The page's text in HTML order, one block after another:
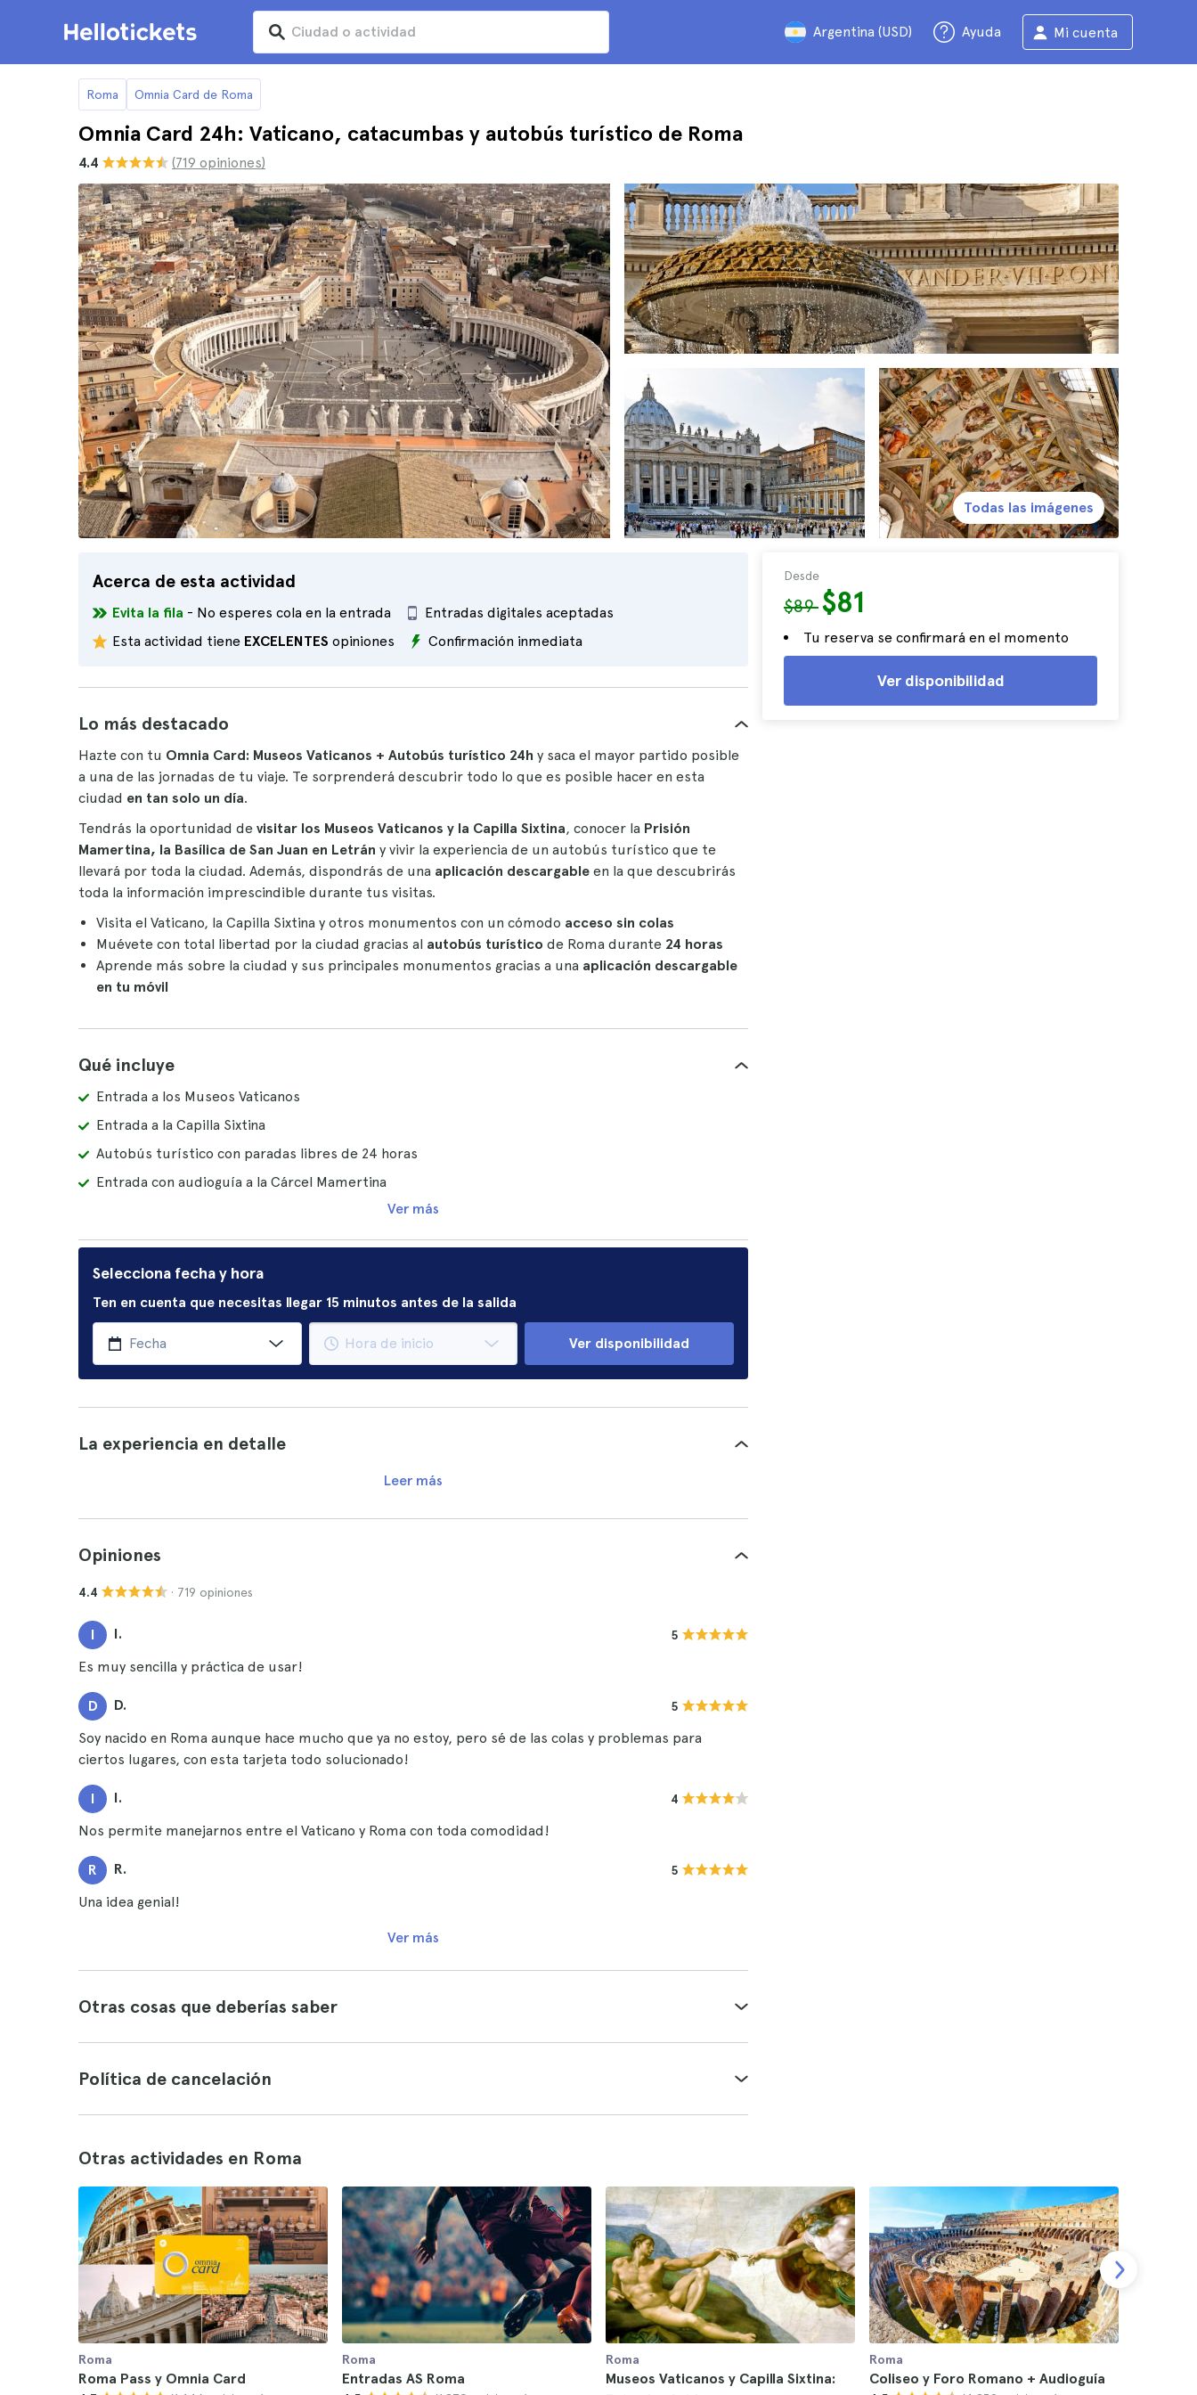
Argentina (USD) Ayuda Mi cuenta
Roma Omnia Card de Roma
Omnia Card 24h: Vaticano, catacumbas y autobús turístico de Roma
4.4 (719 opiniones)
Acerca de esta actividad
Evita la fila - No esperes cola en la entrada
Entradas digitales aceptadas
Esta actividad tiene EXCELENTES opiniones Confirmación inmediata
Desde
$89$81
Tu reserva se confirmará en el momento
Ver disponibilidad
Todas las imágenes
Lo más destacado
Hazte con tu Omnia Card: Museos Vaticanos + Autobús turístico 24h y saca el mayor partido posible
a una de las jornadas de tu viaje. Te sorprenderá descubrir todo lo que es posible hacer en esta
ciudad en tan solo un día.
Tendrás la oportunidad de visitar los Museos Vaticanos y la Capilla Sixtina, conocer la Prisión
Mamertina, la Basílica de San Juan en Letrán y vivir la experiencia de un autobús turístico que te
llevará por toda la ciudad. Además, dispondrás de una aplicación descargable en la que descubrirás
toda la información imprescindible durante tus visitas.
Visita el Vaticano, la Capilla Sixtina y otros monumentos con un cómodo acceso sin colas
Muévete con total libertad por la ciudad gracias al autobús turístico de Roma durante 24 horas
Aprende más sobre la ciudad y sus principales monumentos gracias a una aplicación descargable
en tu móvil
Qué incluye
Entrada a los Museos Vaticanos
Entrada a la Capilla Sixtina
Autobús turístico con paradas libres de 24 horas
Entrada con audioguía a la Cárcel Mamertina
Ver más
Selecciona fecha y hora
Ten en cuenta que necesitas llegar 15 minutos antes de la salida
Ver disponibilidad
La experiencia en detalle
Leer más
Opiniones
4.4 · 719 opiniones
I I. 5
Es muy sencilla y práctica de usar!
D D. 5
Soy nacido en Roma aunque hace mucho que ya no estoy, pero sé de las colas y problemas para
ciertos lugares, con esta tarjeta todo solucionado!
I I. 4
Nos permite manejarnos entre el Vaticano y Roma con toda comodidad!
R R. 5
Una idea genial!
Ver más
Otras cosas que deberías saber
Política de cancelación
Otras actividades en Roma
Roma
Roma Pass y Omnia Card
Roma
Entradas AS Roma
Roma
Museos Vaticanos y Capilla Sixtina:
Roma
Coliseo y Foro Romano + Audioguía